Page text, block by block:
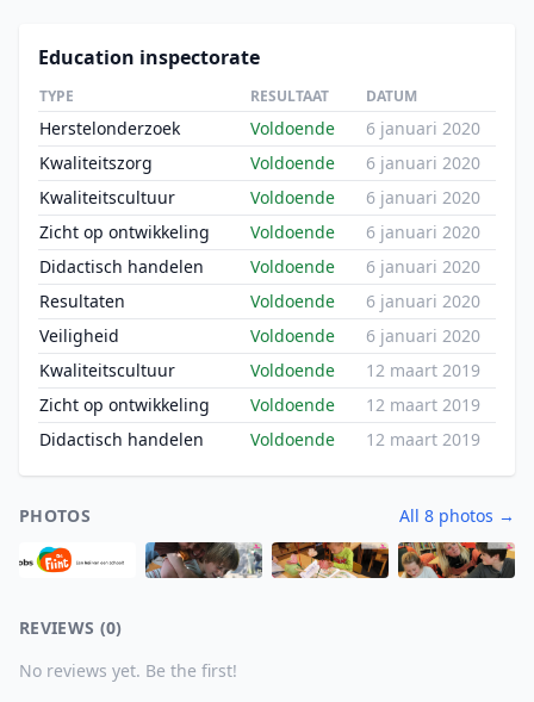
Education inspectorate
TYPE RESULTAAT DATUM
Herstelonderzoek Voldoende
6 januari 2020
Kwaliteitszorg
Voldoende
6 januari 2020
Kwaliteitscultuur
Voldoende
6 januari 2020
Zicht op ontwikkeling
Voldoende
6 januari 2020
Didactisch handelen
Voldoende
6 januari 2020
Resultaten
Voldoende
6 januari 2020
Veiligheid
Voldoende
6 januari 2020
Kwaliteitscultuur
Voldoende
12 maart 2019
Zicht op ontwikkeling
Voldoende
12 maart 2019
Didactisch handelen
Voldoende 12 maart 2019
PHOTOS All 8 photos →
REVIEWS (0)
No reviews yet. Be the first!